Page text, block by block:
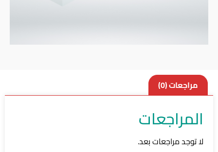
مراجعات (0)
المراجعات
لا توجد مراجعات بعد.